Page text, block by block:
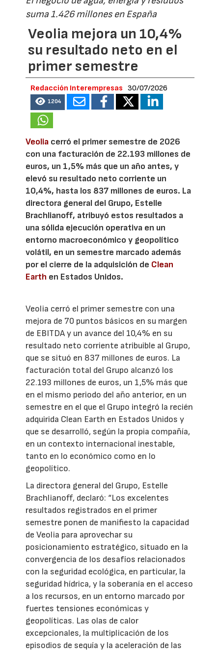
suma 1.426 millones en España
Veolia mejora un 10,4%
su resultado neto en el
primer semestre
Redacción Interempresas 30/07/2026
1204
Veolia cerró el primer semestre de 2026
con una facturación de 22.193 millones de
euros, un 1,5% más que un año antes, y
elevó su resultado neto corriente un
10,4%, hasta los 837 millones de euros. La
directora general del Grupo, Estelle
Brachlianoff, atribuyó estos resultados a
una sólida ejecución operativa en un
entorno macroeconómico y geopolítico
volátil, en un semestre marcado además
por el cierre de la adquisición de Clean
Earth en Estados Unidos.
Veolia cerró el primer semestre con una
mejora de 70 puntos básicos en su margen
de EBITDA y un avance del 10,4% en su
resultado neto corriente atribuible al Grupo,
que se situó en 837 millones de euros. La
facturación total del Grupo alcanzó los
22.193 millones de euros, un 1,5% más que
en el mismo periodo del año anterior, en un
semestre en el que el Grupo integró la recién
adquirida Clean Earth en Estados Unidos y
que se desarrolló, según la propia compañía,
en un contexto internacional inestable,
tanto en lo económico como en lo
geopolítico.
La directora general del Grupo, Estelle
Brachlianoff, declaró: “Los excelentes
resultados registrados en el primer
semestre ponen de manifiesto la capacidad
de Veolia para aprovechar su
posicionamiento estratégico, situado en la
convergencia de los desafíos relacionados
con la seguridad ecológica, en particular, la
seguridad hídrica, y la soberanía en el acceso
a los recursos, en un entorno marcado por
fuertes tensiones económicas y
geopolíticas. Las olas de calor
excepcionales, la multiplicación de los
episodios de sequía y la aceleración de las